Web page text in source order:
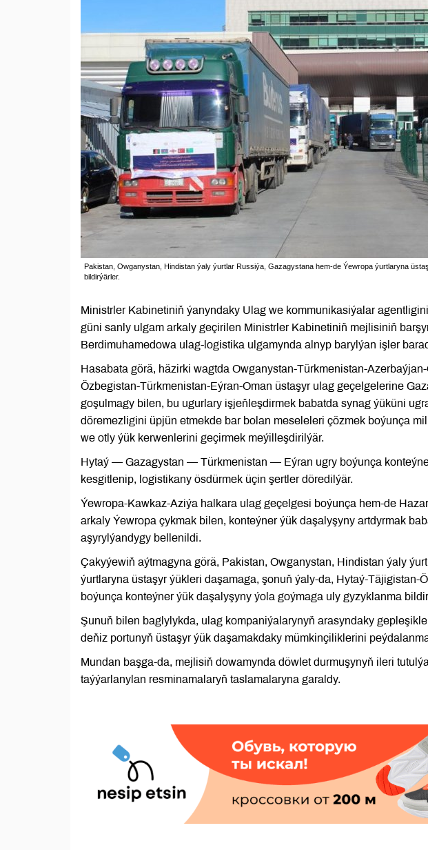
Pakistan, Owganystan, Hindistan ýaly ýurtlar Russiýa, Gazagystana hem-de Ýewropa ýurtlaryna
bildirýärler.
Ministrler Kabinetiniň ýanyndaky Ulag we kommunikasiýalar
güni sanly ulgam arkaly geçirilen Ministrler Kabinetiniň mejlisiniň
Berdimuhamedowa ulag-logistika ulgamynda alnyp barylýan işler
Hasabata görä, häzirki wagtda Owganystan-Türkmenistan-
Özbegistan-Türkmenistan-Eýran-Oman üstaşyr ulag geçelgelerine
goşulmagy bilen, bu ugurlary işjeňleşdirmek babatda synag ýüküni
döremezligini üpjün etmekde bar bolan meseleleri çözmek boýunça
we otly ýük kerwenlerini geçirmek meýilleşdirilýär.
Hytaý — Gazagystan — Türkmenistan — Eýran ugry boýunça
kesgitlenip, logistikany ösdürmek üçin şertler döredilýär.
Ýewropa-Kawkaz-Aziýa halkara ulag geçelgesi boýunça hem-de
arkaly Ýewropa çykmak bilen, konteýner ýük daşalyşyny artdyrmak
aşyrylýandygy bellenildi.
Çakyýewiň aýtmagyna görä, Pakistan, Owganystan, Hindistan ýaly
ýurtlaryna üstaşyr ýükleri daşamaga, şonuň ýaly-da, Hytaý-Täjigistan-
boýunça konteýner ýük daşalyşyny ýola goýmaga uly gyzyklanma
Şunuň bilen baglylykda, ulag kompaniýalarynyň arasyndaky
deňiz portunyň üstaşyr ýük daşamakdaky mümkinçiliklerini
Mundan başga-da, mejlisiň dowamynda döwlet durmuşynyň ileri
taýýarlanylan resminamalaryň taslamalaryna garaldy.